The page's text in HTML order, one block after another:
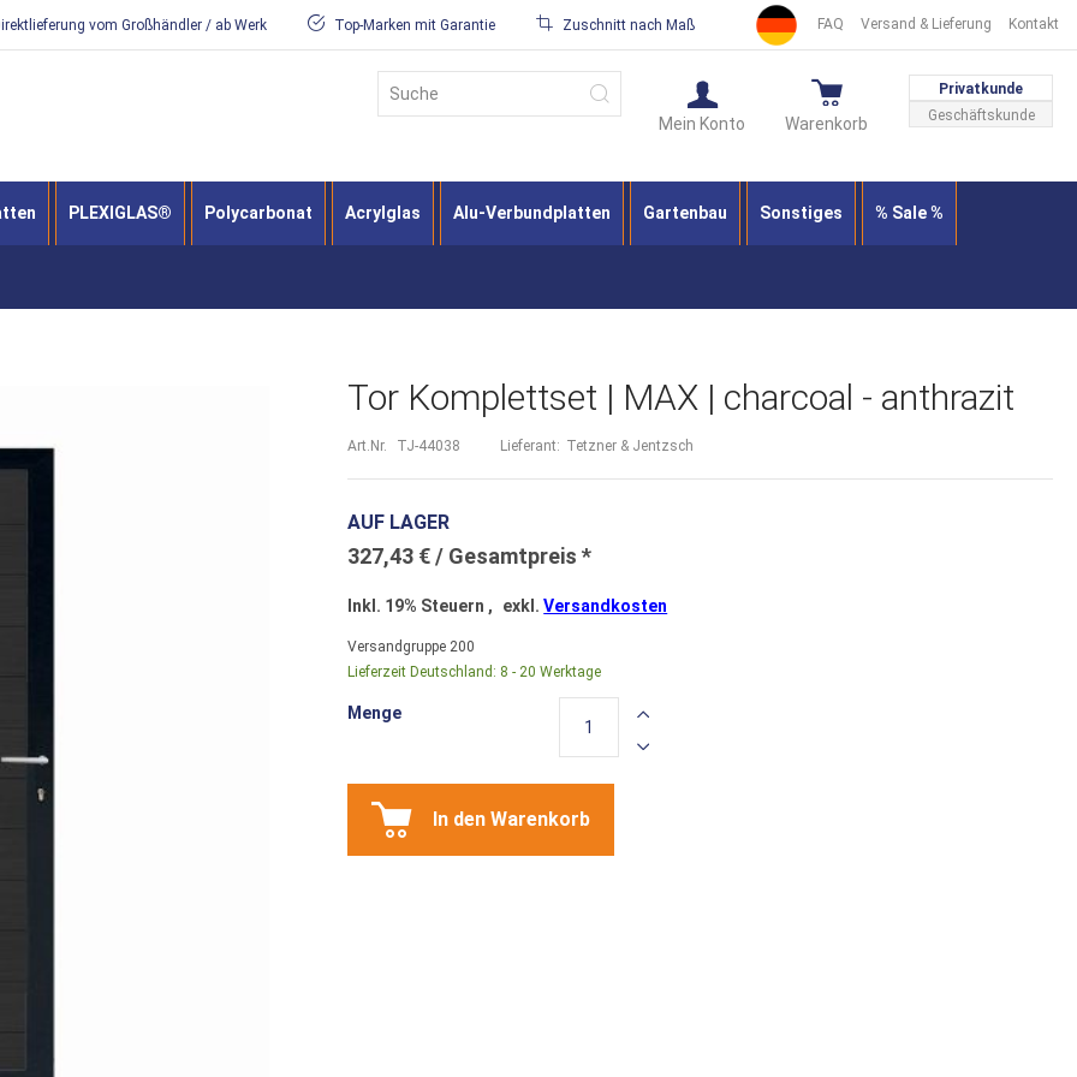
FAQ Versand & Lieferung Kontakt
vom Großhändler / ab Werk Top-Marken mit Garantie Zuschnitt nach Maß
Privatkunde
Geschäftskunde
Warenkorb
Mein Konto
Suche
PLEXIGLAS® Polycarbonat Acrylglas Alu-Verbundplatten Gartenbau Sonstiges % Sale %
Tor Komplettset | MAX | charcoal - anthrazit
Art.Nr. TJ-44038 Lieferant: Tetzner & Jentzsch
AUF LAGER
327,43 €
Inkl. 19% Steuern , exkl.Versandkosten
Versandgruppe 200
Lieferzeit Deutschland: 8 - 20 Werktage
Menge
In den Warenkorb